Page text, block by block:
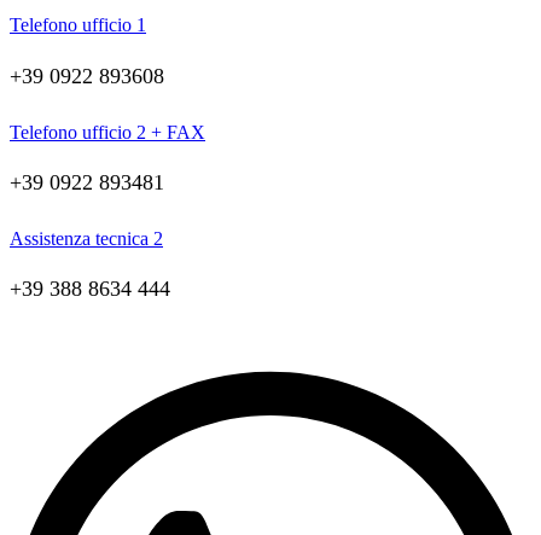
Telefono ufficio 1
+39 0922 893608
Telefono ufficio 2 + FAX
+39 0922 893481
Assistenza tecnica 2
+39 388 8634 444